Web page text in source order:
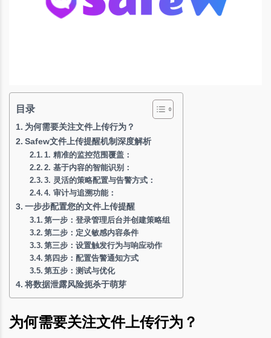
目录
为何需要关注文件上传行为？
Safew文件上传提醒机制深度解析
1. 精准的监控范围覆盖：
2. 基于内容的智能识别：
3. 灵活的策略配置与告警方式：
4. 审计与追溯功能：
一步步配置您的文件上传提醒
第一步：登录管理后台并创建策略组
第二步：定义敏感内容条件
第三步：设置触发行为与响应动作
第四步：配置告警通知方式
第五步：测试与优化
将数据泄露风险扼杀于萌芽
为何需要关注文件上传行为？